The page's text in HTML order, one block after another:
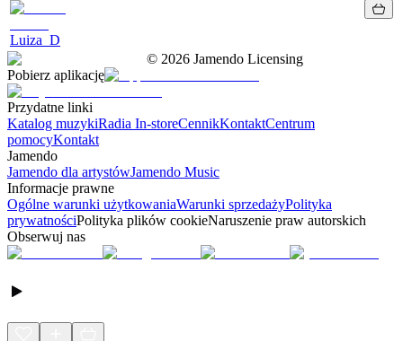
Luiza_D
© 2026 Jamendo Licensing
Pobierz aplikację
Przydatne linki
Katalog muzykiRadia In-storeCennikKontaktCentrum
pomocyKontakt
Jamendo
Jamendo dla artystówJamendo Music
Informacje prawne
Ogólne warunki użytkowaniaWarunki sprzedażyPolityka
prywatnościPolityka plików cookieNaruszenie praw autorskich
Obserwuj nas